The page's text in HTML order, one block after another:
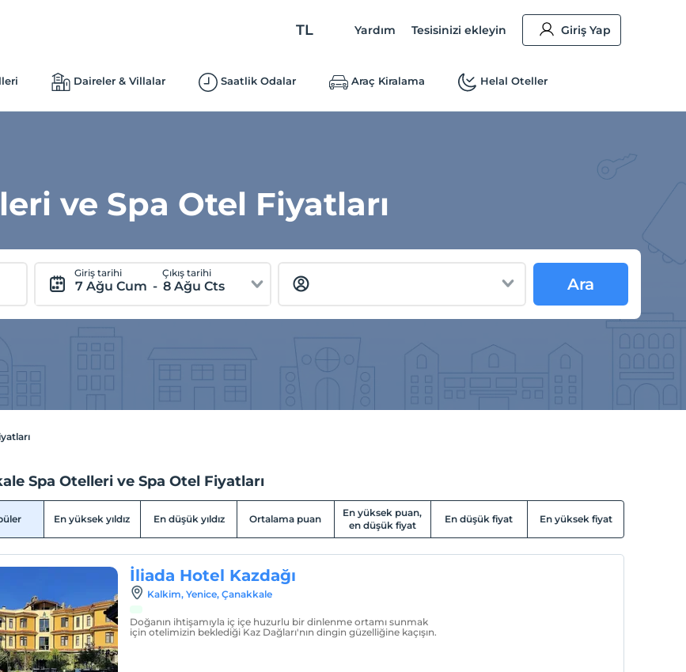
TL Yardım Tesisinizi ekleyin Giriş Yap
Daireler & Villalar Saatlik Odalar Araç Kiralama Helal Oteller
ve Spa Otel Fiyatları
Giriş tarihi
7 Ağu Cum -
Çıkış tarihi
8 Ağu Cts Ara
Spa Otelleri ve Spa Otel Fiyatları
En yüksek yıldız En düşük yıldız Ortalama puan
En yüksek puan,
en düşük fiyat
En düşük fiyat En yüksek fiyat
İliada Hotel Kazdağı
Kalkim, Yenice, Çanakkale
Doğanın ihtişamıyla iç içe huzurlu bir dinlenme ortamı sunmak
için otelimizin beklediği Kaz Dağları'nın dingin güzelliğine kaçışın.